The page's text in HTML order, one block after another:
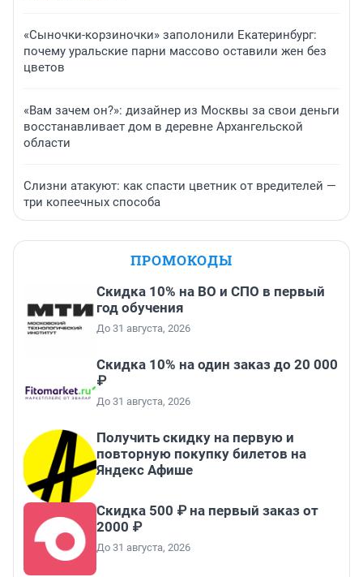
«Сыночки-корзиночки» заполонили Екатеринбург:
почему уральские парни массово оставили жен без
цветов
«Вам зачем он?»: дизайнер из Москвы за свои деньги
восстанавливает дом в деревне Архангельской
области
Слизни атакуют: как спасти цветник от вредителей —
три копеечных способа
ПРОМОКОДЫ
Скидка 10% на ВО и СПО в первый
год обучения
До 31 августа, 2026
Скидка 10% на один заказ до 20 000
₽
До 31 августа, 2026
Получить скидку на первую и
повторную покупку билетов на
Яндекс Афише
Скидка 500 ₽ на первый заказ от
2000 ₽
До 31 августа, 2026